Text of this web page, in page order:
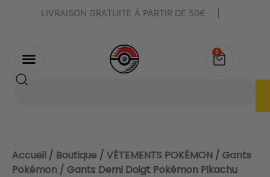
LIVRAISON GRATUITE À PARTIR DE 50€
0
Panier
Rechercher
Accueil / Boutique / VÊTEMENTS POKÉMON / Gants
Pokémon / Gants Demi Doigt Pokémon Pikachu